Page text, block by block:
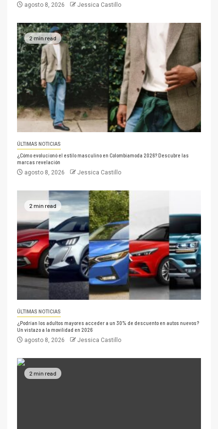
agosto 8, 2026 Jessica Castillo
2 min read
ÚLTIMAS NOTICIAS
¿Cómo evolucionó el estilo masculino en Colombiamoda 2026? Descubre las
marcas revelación
agosto 8, 2026 Jessica Castillo
2 min read
ÚLTIMAS NOTICIAS
¿Podrían los adultos mayores acceder a un 30% de descuento en autos nuevos?
Un vistazo a la movilidad en 2026
agosto 8, 2026 Jessica Castillo
2 min read